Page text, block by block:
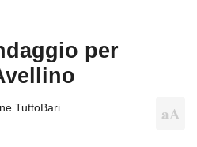
per
TuttoBari